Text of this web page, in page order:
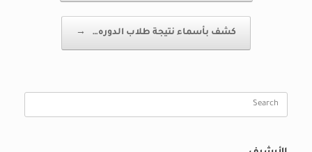
كشف بأسماء نتيجة طلاب الدوره… →
Search